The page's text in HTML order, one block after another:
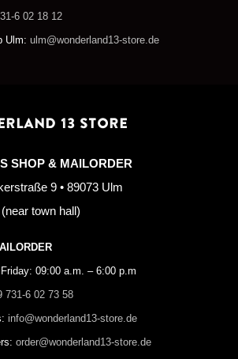
6 02 18 12
Ulm: ulm@wonderland13-store.de
13 STORE
SHOP & MAILORDER
9 • 89073 Ulm
town hall)
09:00 a.m. – 6:00 p.m
731-6 02 73 58
info@wonderland13-store.de
order@wonderland13-store.de